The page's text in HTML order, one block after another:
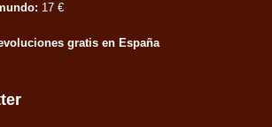
17 €
gratis en España